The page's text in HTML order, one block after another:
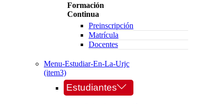
Formación
Continua
Preinscripción
Matrícula
Docentes
Menu-Estudiar-En-La-Urjc
(item3)
Estudiantes